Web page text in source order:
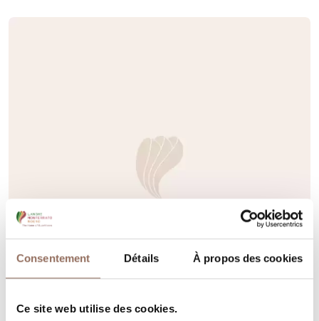
Consentement Détails À propos des cookies
Ce site web utilise des cookies.